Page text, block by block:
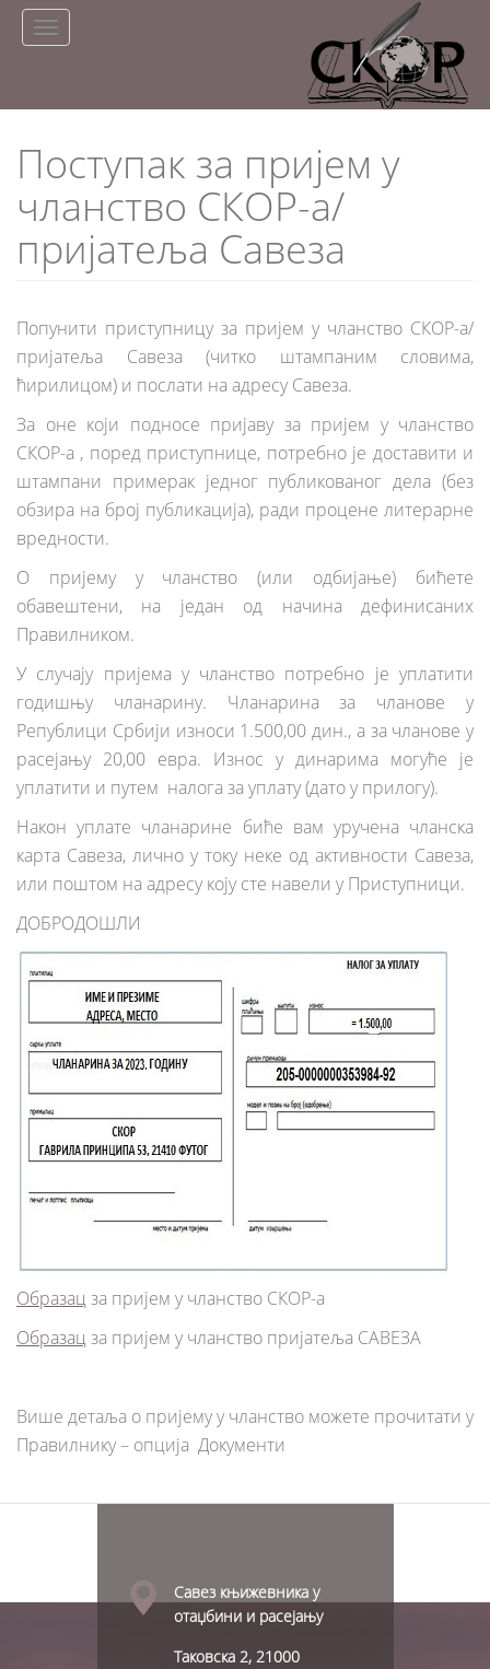
Skip
Toggle
Поступак за пријем у
чланство СКОР-а/
пријатеља Савеза
Попунити приступницу за пријем у чланство СКОР-а/
пријатеља Савеза (читко штампаним словима,
ћирилицом) и послати на адресу Савеза.
За оне који подносе пријаву за пријем у чланство
СКОР-а , поред приступнице, потребно је доставити и
штампани примерак једног публикованог дела (без
обзира на број публикација), ради процене литерарне
вредности.
О пријему у чланство (или одбијање) бићете
обавештени, на један од начина дефинисаних
Правилником.
У случају пријема у чланство потребно је уплатити
годишњу чланарину. Чланарина за чланове у
Републици Србији износи 1.500,00 дин., а за чланове у
расејању 20,00 евра. Износ у динарима могуће је
уплатити и путем налога за уплату (дато у прилогу).
Након уплате чланарине биће вам уручена чланска
карта Савеза, лично у току неке од активности Савеза,
или поштом на адресу коју сте навели у Приступници.
ДОБРОДОШЛИ
Образац за пријем у чланство СКОР-а
Образац за пријем у чланство пријатеља САВЕЗА
Више детаља o пријему у чланство можете прочитати у
Правилнику – опција Документи
Савез књижевника у
отаџбини и расејању
Таковска 2, 21000